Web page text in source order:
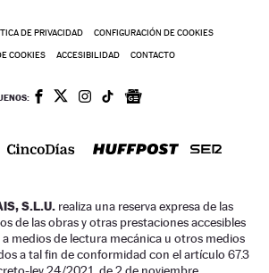
DE PRIVACIDAD CONFIGURACIÓN DE COOKIES
COOKIES ACCESIBILIDAD CONTACTO
S.L.U. realiza una reserva expresa de las
de las obras y otras prestaciones accesibles
a medios de lectura mecánica u otros medios
a tal fin de conformidad con el artículo 67.3